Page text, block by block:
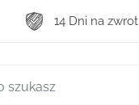
14 Dni na zwrot